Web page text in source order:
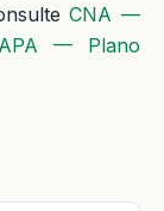
CNA —
— Plano